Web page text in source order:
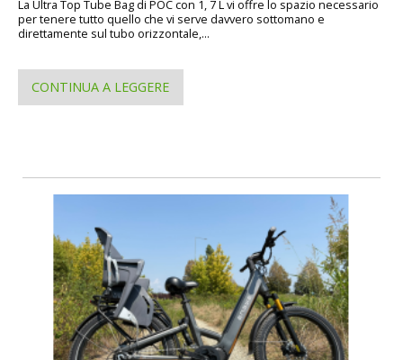
La Ultra Top Tube Bag di POC con 1, 7 L vi offre lo spazio necessario
per tenere tutto quello che vi serve davvero sottomano e
direttamente sul tubo orizzontale,...
CONTINUA A LEGGERE